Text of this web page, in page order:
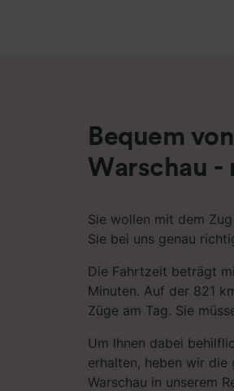
Bequem
Warschau -
Sie wollen mit dem
Sie bei uns genau
Die Fahrtzeit beträgt
Minuten. Auf der 821
Züge am Tag. Sie
Um Ihnen dabei
erhalten, heben wir die
Warschau in unserem